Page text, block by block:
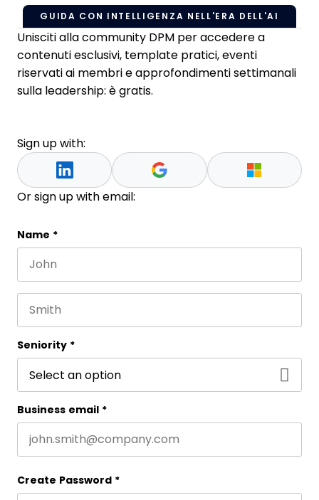
GUIDA CON INTELLIGENZA NELL'ERA DELL'AI
Unisciti alla community DPM per accedere a
contenuti esclusivi, template pratici, eventi
riservati ai membri e approfondimenti settimanali
sulla leadership: è gratis.
Sign up with:
Or sign up with email:
LinkedIn
This field is for validation purposes and should be
Name *
Seniority *
Business email *
Create Password *